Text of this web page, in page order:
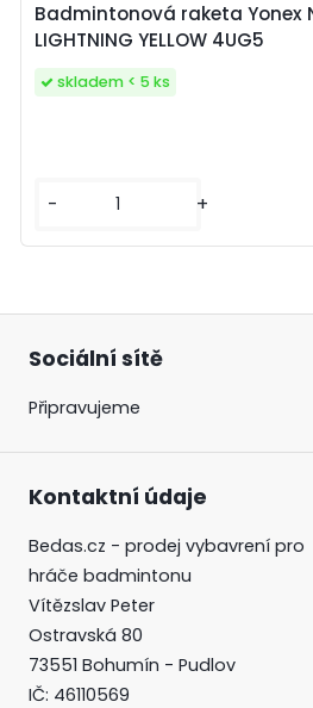
Badmintonová raketa Yonex
LIGHTNING YELLOW 4UG5
- +
skladem < 5 ks
Sociální sítě
Připravujeme
Kontaktní údaje
Bedas.cz - prodej vybavrení pro
hráče badmintonu
Vítězslav Peter
Ostravská 80
73551 Bohumín - Pudlov
IČ: 46110569